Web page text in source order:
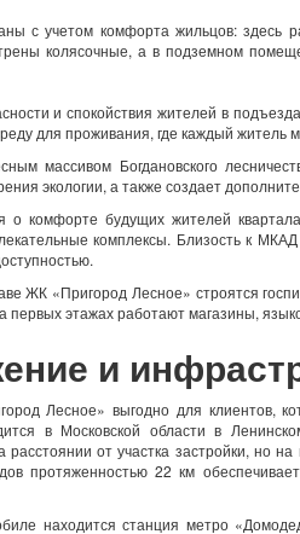
с учетом комфорта жильцов: здесь
колясочные, а в подземном
и спокойствия жителей в
для проживания, где каждый житель
массивом Богдановского
экологии, а также создает
о комфорте будущих жителей
комплексы. Близость к
ЖК «Пригород Лесное» строятся
первых этажах работают магазины,
и
Лесное» выгодно для клиентов,
в Московской области в
расстоянии от участка застройки, но
протяженностью 22 км
находится станция метро